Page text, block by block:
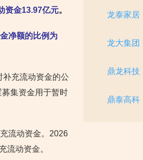
资金13.97亿元。
净额的比例为
充流动资金的公
集资金用于暂时
流动资金。2026
流动资金。
龙泰家居
龙大集团
鼎龙科技
鼎泰高科